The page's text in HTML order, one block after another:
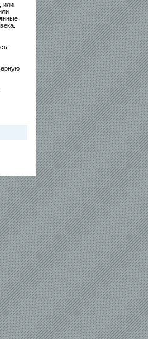
или